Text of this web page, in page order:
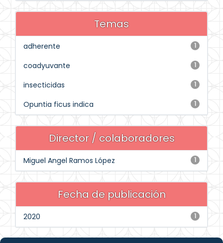
Temas
1
adherente
1
coadyuvante
1
insecticidas
1
Opuntia ficus indica
Director / colaboradores
1
Miguel Angel Ramos López
Fecha de publicación
1
2020